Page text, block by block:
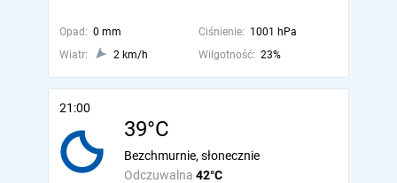
Opad: 0 mm Ciśnienie: 1001 hPa
Wiatr:
2 km/h Wilgotność: 23%
21:00
39°C
Odczuwalna 42°C
Bezchmurnie, słonecznie